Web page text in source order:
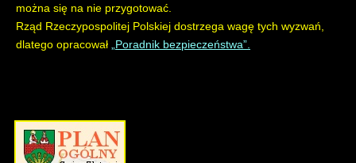
można się na nie przygotować.
Rząd Rzeczypospolitej Polskiej dostrzega wagę tych wyzwań,
dlatego opracował
„Poradnik bezpieczeństwa”.